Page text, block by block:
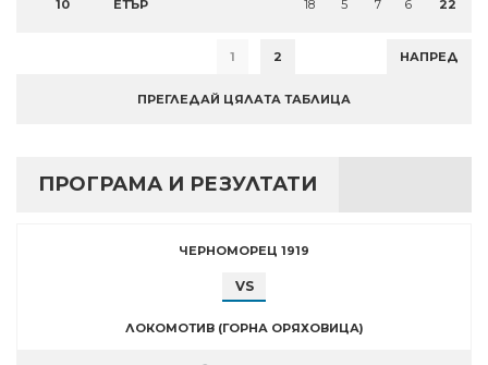
10 ЕТЪР 18 5 7 6 22
1 2 НАПРЕД
ПРЕГЛЕДАЙ ЦЯЛАТА ТАБЛИЦА
ПРОГРАМА И РЕЗУЛТАТИ
ЧЕРНОМОРЕЦ 1919
VS
ЛОКОМОТИВ (ГОРНА ОРЯХОВИЦА)